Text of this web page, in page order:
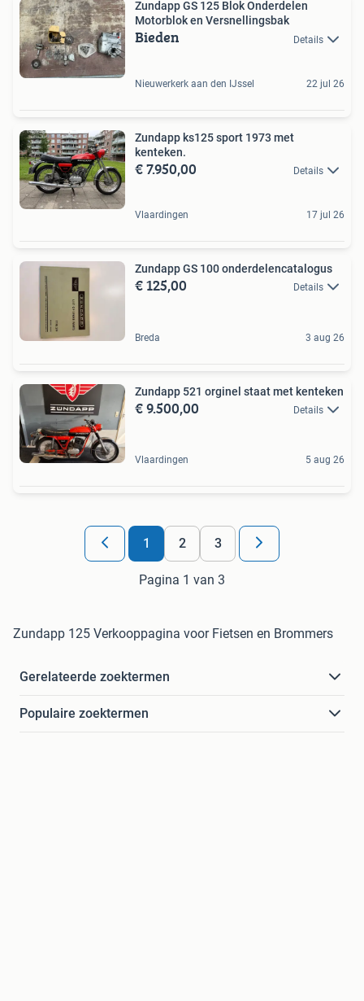
Zundapp GS 125 Blok Onderdelen
Motorblok en Versnellingsbak
Bieden Details
Nieuwerkerk aan den IJssel 22 jul 26
Zundapp ks125 sport 1973 met
kenteken.
€ 7.950,00 Details
Vlaardingen 17 jul 26
Zundapp GS 100 onderdelencatalogus
€ 125,00 Details
Breda 3 aug 26
Zundapp 521 orginel staat met kenteken
€ 9.500,00 Details
Vlaardingen 5 aug 26
1 2 3
Pagina 1 van 3
Zundapp 125 Verkooppagina voor Fietsen en Brommers
Gerelateerde zoektermen
Populaire zoektermen